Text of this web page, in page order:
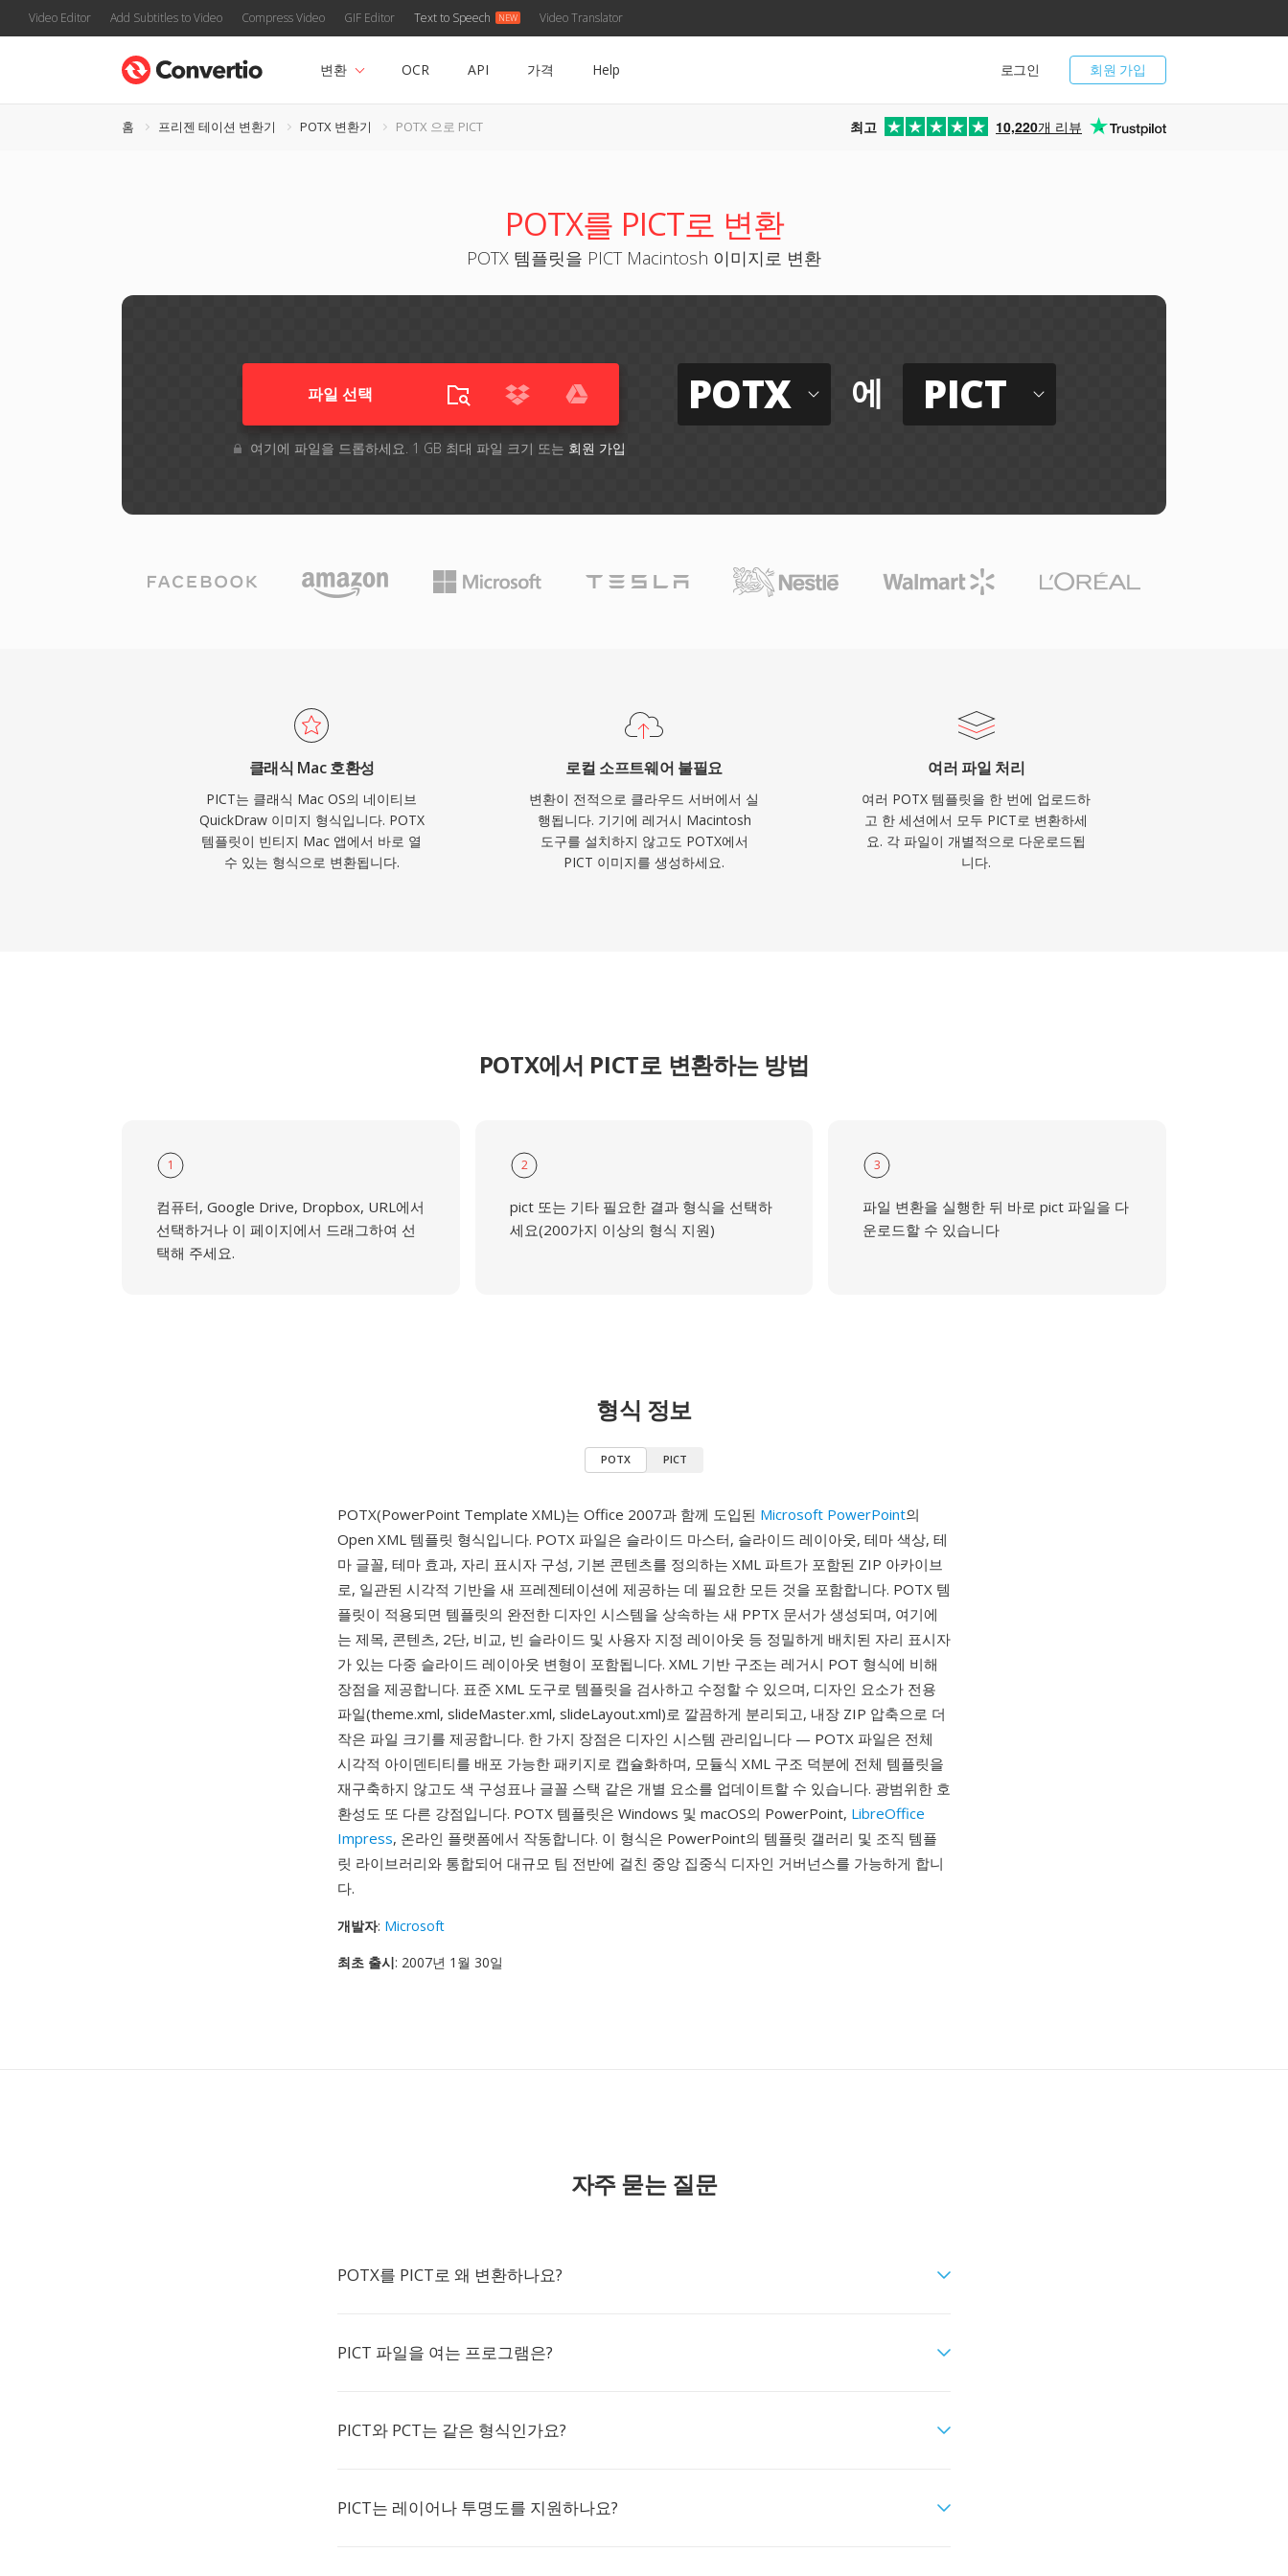
Video Editor Add Subtitles to Video Compress Video GIF Editor Text to Speech Video Translator
회원 가입
로그인
변환 OCR API 가격 Help
홈 프리젠 테이션 변환기 POTX 변환기 POTX 으로 PICT 최고 10,220개 리뷰
POTX를 PICT로 변환
POTX 템플릿을 PICT Macintosh 이미지로 변환
파일 선택
여기에 파일을 드롭하세요. 1 GB 최대 파일 크기 또는 회원 가입
POTX 에 PICT
클래식 Mac 호환성
PICT는 클래식 Mac OS의 네이티브
QuickDraw 이미지 형식입니다. POTX
템플릿이 빈티지 Mac 앱에서 바로 열
수 있는 형식으로 변환됩니다.
로컬 소프트웨어 불필요
변환이 전적으로 클라우드 서버에서 실
행됩니다. 기기에 레거시 Macintosh
도구를 설치하지 않고도 POTX에서
PICT 이미지를 생성하세요.
여러 파일 처리
여러 POTX 템플릿을 한 번에 업로드하
고 한 세션에서 모두 PICT로 변환하세
요. 각 파일이 개별적으로 다운로드됩
니다.
POTX에서 PICT로 변환하는 방법
1
컴퓨터, Google Drive, Dropbox, URL에서
선택하거나 이 페이지에서 드래그하여 선
택해 주세요.
2
pict 또는 기타 필요한 결과 형식을 선택하
세요(200가지 이상의 형식 지원)
3
파일 변환을 실행한 뒤 바로 pict 파일을 다
운로드할 수 있습니다
형식 정보
POTX PICT
POTX(PowerPoint Template XML)는 Office 2007과 함께 도입된 Microsoft PowerPoint의
Open XML 템플릿 형식입니다. POTX 파일은 슬라이드 마스터, 슬라이드 레이아웃, 테마 색상, 테
마 글꼴, 테마 효과, 자리 표시자 구성, 기본 콘텐츠를 정의하는 XML 파트가 포함된 ZIP 아카이브
로, 일관된 시각적 기반을 새 프레젠테이션에 제공하는 데 필요한 모든 것을 포함합니다. POTX 템
플릿이 적용되면 템플릿의 완전한 디자인 시스템을 상속하는 새 PPTX 문서가 생성되며, 여기에
는 제목, 콘텐츠, 2단, 비교, 빈 슬라이드 및 사용자 지정 레이아웃 등 정밀하게 배치된 자리 표시자
가 있는 다중 슬라이드 레이아웃 변형이 포함됩니다. XML 기반 구조는 레거시 POT 형식에 비해
장점을 제공합니다. 표준 XML 도구로 템플릿을 검사하고 수정할 수 있으며, 디자인 요소가 전용
파일(theme.xml, slideMaster.xml, slideLayout.xml)로 깔끔하게 분리되고, 내장 ZIP 압축으로 더
작은 파일 크기를 제공합니다. 한 가지 장점은 디자인 시스템 관리입니다 — POTX 파일은 전체
시각적 아이덴티티를 배포 가능한 패키지로 캡슐화하며, 모듈식 XML 구조 덕분에 전체 템플릿을
재구축하지 않고도 색 구성표나 글꼴 스택 같은 개별 요소를 업데이트할 수 있습니다. 광범위한 호
환성도 또 다른 강점입니다. POTX 템플릿은 Windows 및 macOS의 PowerPoint, LibreOffice
Impress, 온라인 플랫폼에서 작동합니다. 이 형식은 PowerPoint의 템플릿 갤러리 및 조직 템플
릿 라이브러리와 통합되어 대규모 팀 전반에 걸친 중앙 집중식 디자인 거버넌스를 가능하게 합니
다.
개발자: Microsoft
최초 출시: 2007년 1월 30일
자주 묻는 질문
POTX를 PICT로 왜 변환하나요?
PICT 파일을 여는 프로그램은?
PICT와 PCT는 같은 형식인가요?
PICT는 레이어나 투명도를 지원하나요?